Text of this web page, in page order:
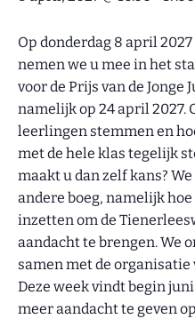
Op donderdag 8 april 2027
nemen we u mee in het
voor de Prijs van de Jonge
namelijk op 24 april 2027.
leerlingen stemmen en
met de hele klas tegelijk
maakt u dan zelf kans?
andere boeg, namelijk
inzetten om de
aandacht te brengen. We
samen met de organisatie
Deze week vindt begin
meer aandacht te geven